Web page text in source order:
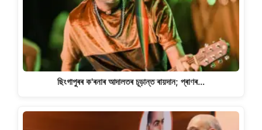
ছিংগাপুৰৰ ক'ৰনাৰ আদালতৰ চূড়ান্ত ৰায়দান; প্ৰাণৰ…